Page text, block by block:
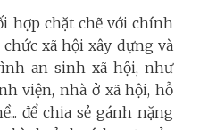
hợp chặt chẽ với chính
xã hội xây dựng và
an sinh xã hội, như
viện, nhà ở xã hội, hỗ
để chia sẻ gánh nặng